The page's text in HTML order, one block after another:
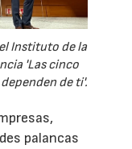
Instituto de la
'Las cinco
de ti'.
palancas